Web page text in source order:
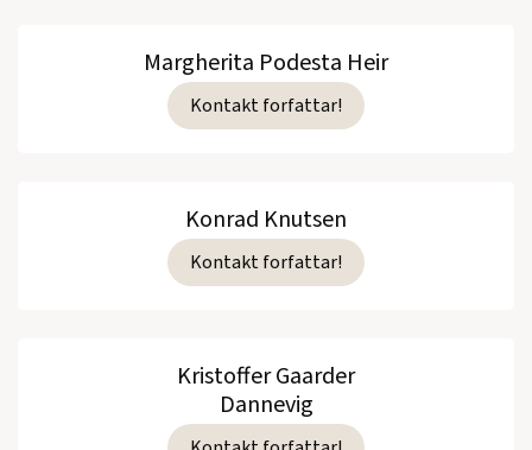
Margherita Podesta Heir
Kontakt forfattar!
Konrad Knutsen
Kontakt forfattar!
Kristoffer Gaarder
Dannevig